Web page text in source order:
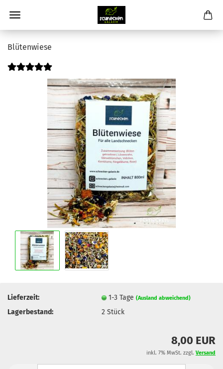
Blütenwiese
Lieferzeit: 1-3 Tage(Ausland abweichend)
Lagerbestand: 2Stück
8,00 EUR
inkl. 7% MwSt. zzgl. Versand